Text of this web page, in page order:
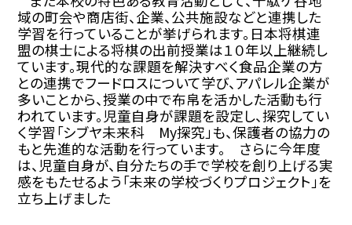
域の町会や商店街、企業、公共施設などと連携した
学習を行っていることが挙げられます。日本将棋連
盟の棋士による将棋の出前授業は１０年以上継続し
ています。現代的な課題を解決すべく食品企業の方
との連携でフードロスについて学び、アパレル企業が
多いことから、授業の中で布帛を活かした活動も行
われています。児童自身が課題を設定し、探究してい
く学習「シブヤ未来科 My探究」も、保護者の協力の
もと先進的な活動を行っています。 さらに今年度
は、児童自身が、自分たちの手で学校を創り上げる実
感をもたせるよう「未来の学校づくりプロジェクト」を
立ち上げました